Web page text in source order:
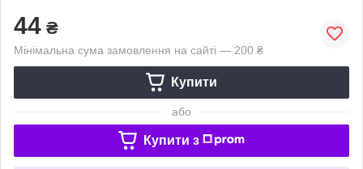
44 ₴
Мінімальна сума замовлення на сайті — 200 ₴
Купити
або
Купити з